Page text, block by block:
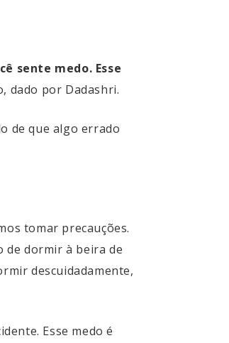
sente medo. Esse
dado por Dadashri.
de que algo errado
tomar precauções.
de dormir à beira de
descuidadamente,
Esse medo é